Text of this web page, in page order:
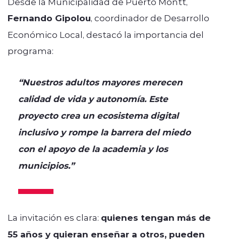
Fernando Gipolou, coordinador de Desarrollo
Económico Local, destacó la importancia del
programa:
“Nuestros adultos mayores merecen
calidad de vida y autonomía. Este
proyecto crea un ecosistema digital
inclusivo y rompe la barrera del miedo
con el apoyo de la academia y los
municipios.”
La invitación es clara: quienes tengan más de
55 años y quieran enseñar a otros, pueden